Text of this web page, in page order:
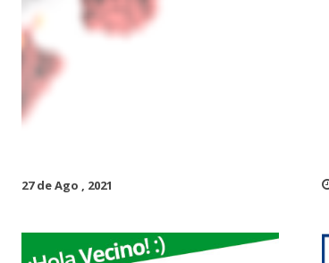
27 de Ago , 2021